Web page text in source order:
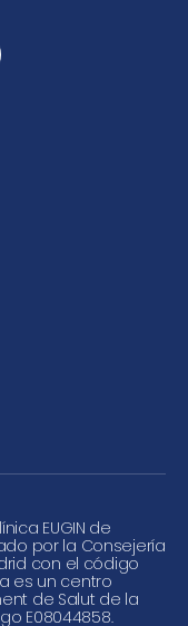
EUGIN de
por la Consejería
con el código
es un centro
de Salut de la
E08044858.